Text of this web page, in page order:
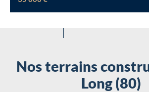
Nos terrains
Long (80)